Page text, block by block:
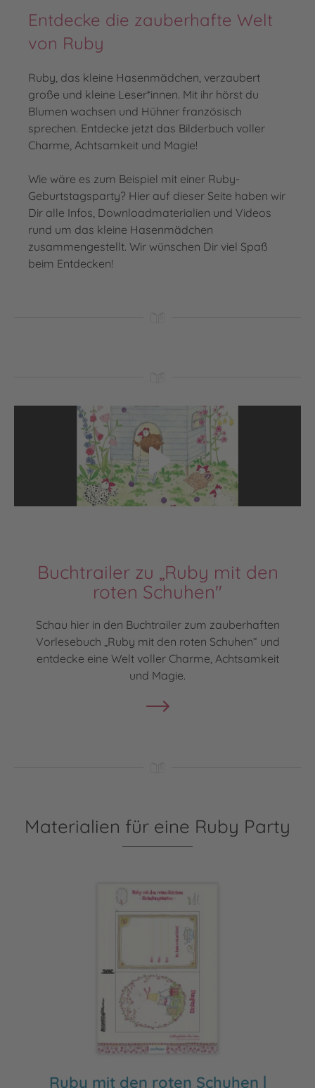
Entdecke die zauberhafte Welt
von Ruby
Ruby, das kleine Hasenmädchen, verzaubert
große und kleine Leser*innen. Mit ihr hörst du
Blumen wachsen und Hühner französisch
sprechen. Entdecke jetzt das Bilderbuch voller
Charme, Achtsamkeit und Magie!
Wie wäre es zum Beispiel mit einer Ruby-
Geburtstagsparty? Hier auf dieser Seite haben wir
Dir alle Infos, Downloadmaterialien und Videos
rund um das kleine Hasenmädchen
zusammengestellt. Wir wünschen Dir viel Spaß
beim Entdecken!
Video abspielen
Buchtrailer zu „Ruby mit den
roten Schuhen"
Schau hier in den Buchtrailer zum zauberhaften
Vorlesebuch „Ruby mit den roten Schuhen“ und
entdecke eine Welt voller Charme, Achtsamkeit
und Magie.
Materialien für eine Ruby Party
Ruby mit den roten Schuhen |